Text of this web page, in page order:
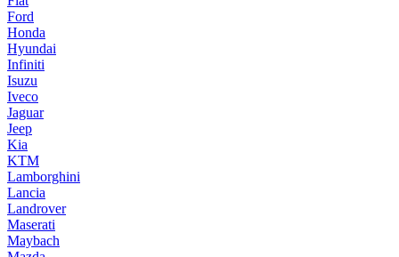
Ford
Honda
Hyundai
Infiniti
Isuzu
Iveco
Jaguar
Jeep
Kia
KTM
Lamborghini
Lancia
Landrover
Maserati
Maybach